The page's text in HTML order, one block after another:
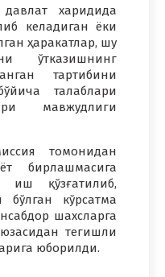
харидида
келадиган ёки
ҳаракатлар, шу
ўтказишнинг
тартибини
талаблари
мавжудлиги
томонидан
бирлашмасига
иш қўзғатилиб,
кўрсатма
шахсларга
тегишли
юборилди.